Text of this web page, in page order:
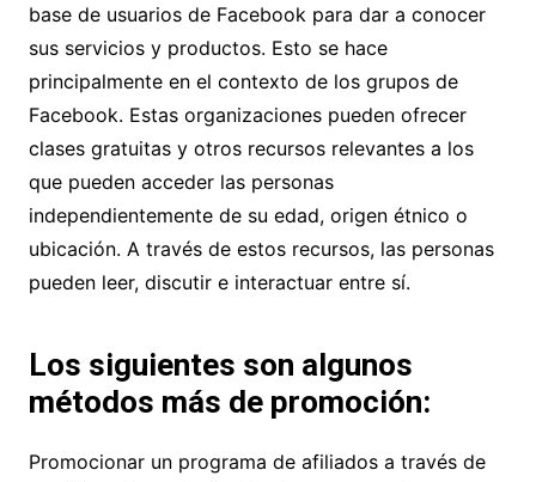
base de usuarios de Facebook para dar a conocer
sus servicios y productos. Esto se hace
principalmente en el contexto de los grupos de
Facebook. Estas organizaciones pueden ofrecer
clases gratuitas y otros recursos relevantes a los
que pueden acceder las personas
independientemente de su edad, origen étnico o
ubicación. A través de estos recursos, las personas
pueden leer, discutir e interactuar entre sí.
Los siguientes son algunos
métodos más de promoción:
Promocionar un programa de afiliados a través de